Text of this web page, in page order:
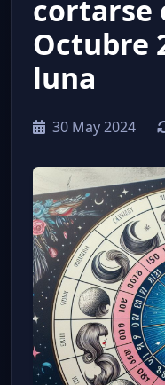
cortarse
Octubre
luna
30 May 2024